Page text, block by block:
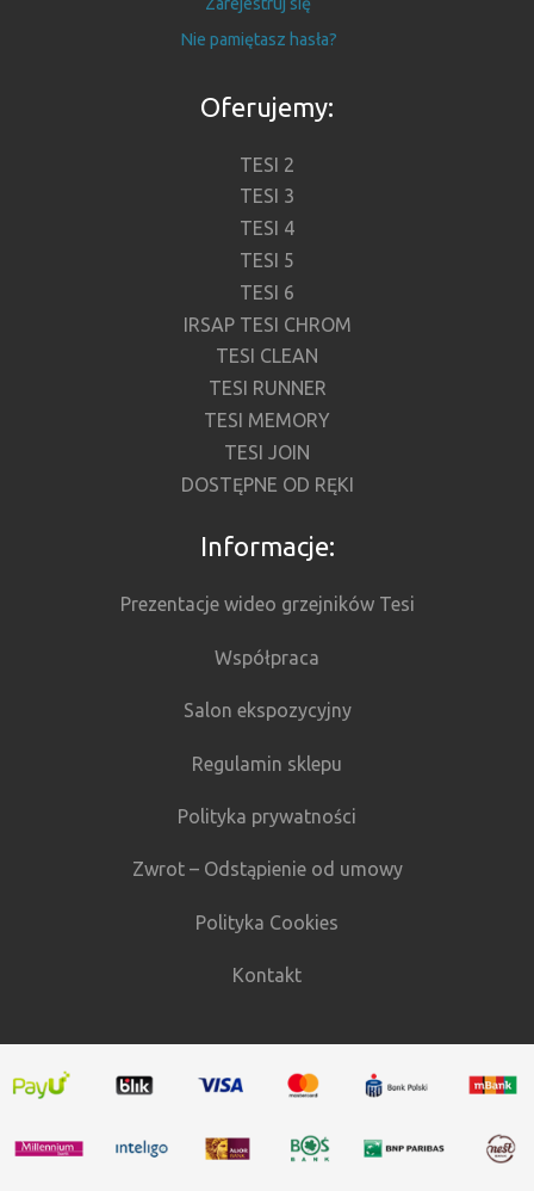
Nie pamiętasz hasła?
Oferujemy:
TESI 2
TESI 3
TESI 4
TESI 5
TESI 6
IRSAP TESI CHROM
TESI CLEAN
TESI RUNNER
TESI MEMORY
TESI JOIN
DOSTĘPNE OD RĘKI
Informacje:
Prezentacje wideo grzejników Tesi
Współpraca
Salon ekspozycyjny
Regulamin sklepu
Polityka prywatności
Zwrot – Odstąpienie od umowy
Polityka Cookies
Kontakt